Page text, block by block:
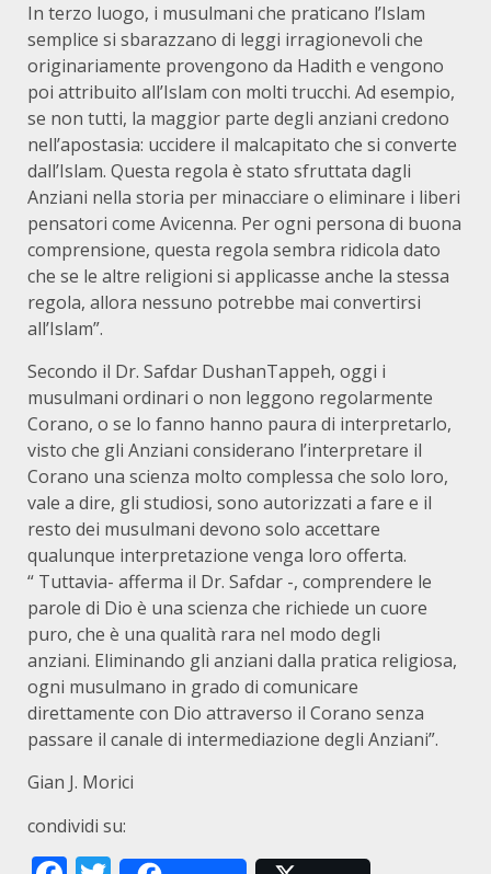
In terzo luogo, i musulmani che praticano l’Islam
semplice si sbarazzano di leggi irragionevoli che
originariamente provengono da Hadith e vengono
poi attribuito all’Islam con molti trucchi. Ad esempio,
se non tutti, la maggior parte degli anziani credono
nell’apostasia: uccidere il malcapitato che si converte
dall’Islam. Questa regola è stato sfruttata dagli
Anziani nella storia per minacciare o eliminare i liberi
pensatori come Avicenna. Per ogni persona di buona
comprensione, questa regola sembra ridicola dato
che se le altre religioni si applicasse anche la stessa
regola, allora nessuno potrebbe mai convertirsi
all’Islam”.
Secondo il Dr. Safdar DushanTappeh, oggi i
musulmani ordinari o non leggono regolarmente
Corano, o se lo fanno hanno paura di interpretarlo,
visto che gli Anziani considerano l’interpretare il
Corano una scienza molto complessa che solo loro,
vale a dire, gli studiosi, sono autorizzati a fare e il
resto dei musulmani devono solo accettare
qualunque interpretazione venga loro offerta.
“ Tuttavia- afferma il Dr. Safdar -, comprendere le
parole di Dio è una scienza che richiede un cuore
puro, che è una qualità rara nel modo degli
anziani. Eliminando gli anziani dalla pratica religiosa,
ogni musulmano in grado di comunicare
direttamente con Dio attraverso il Corano senza
passare il canale di intermediazione degli Anziani”.
Gian J. Morici
condividi su: